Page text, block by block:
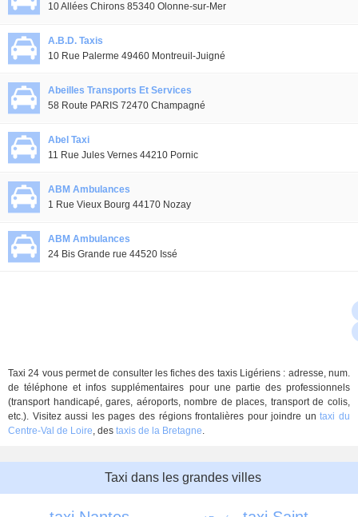
10 Allées Chirons 85340 Olonne-sur-Mer
A.B.D. Taxis
10 Rue Palerme 49460 Montreuil-Juigné
Abeilles Transports Et Services
58 Route PARIS 72470 Champagné
Abel Taxi
11 Rue Jules Vernes 44210 Pornic
ABM Ambulances
1 Rue Vieux Bourg 44170 Nozay
ABM Ambulances
24 Bis Grande rue 44520 Issé
Taxi 24 vous permet de consulter les fiches des taxis Ligériens : adresse, num.
de téléphone et infos supplémentaires pour une partie des professionnels
(transport handicapé, gares, aéroports, nombre de places, transport de colis,
etc.). Visitez aussi les pages des régions frontalières pour joindre untaxi du
Centre-Val de Loire, des taxis de la Bretagne.
Taxi dans les grandes villes